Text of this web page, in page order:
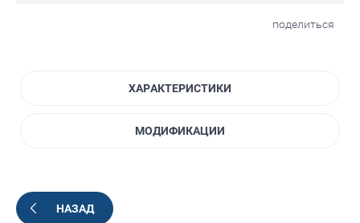
поделиться
ХАРАКТЕРИСТИКИ
МОДИФИКАЦИИ
НАЗАД